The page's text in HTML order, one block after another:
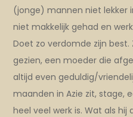
(jonge) mannenniet lekker
niet makkelijk gehad en
Doet zo verdomde zijn
gezien, een moeder die
altijd even geduldig/
maanden in Azie zit, stage,
heel veel werk is. Wat als